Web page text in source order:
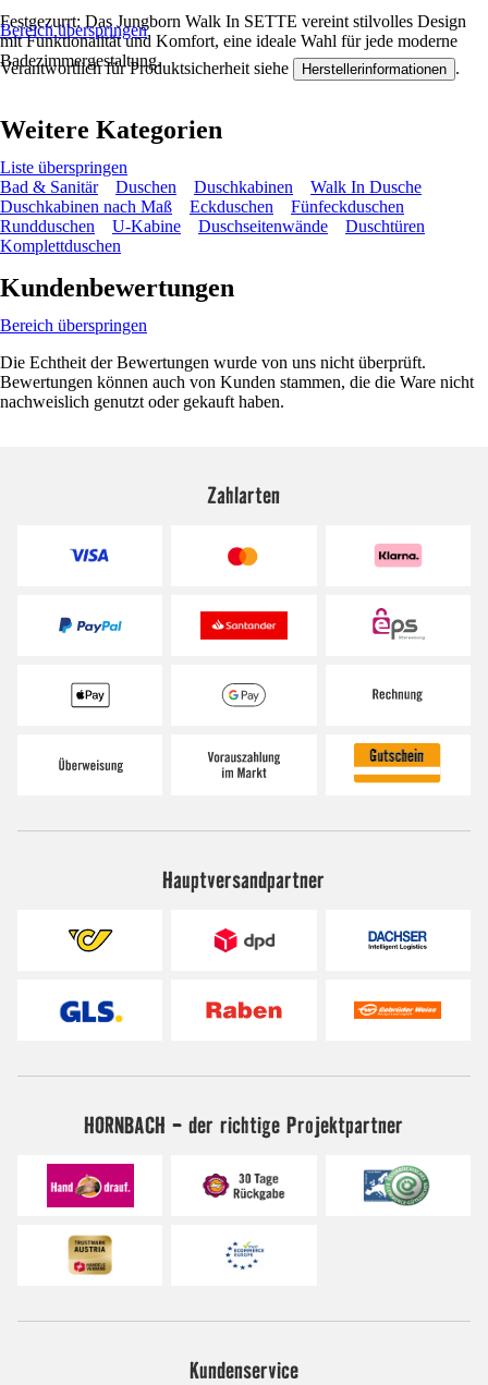
Festgezurrt: Das Jungborn Walk In SETTE vereint stilvolles Design
mit Funktionalität und Komfort, eine ideale Wahl für jede moderne
Badezimmergestaltung.
Bereich überspringen
Verantwortlich für Produktsicherheit siehe Herstellerinformationen .
Weitere Kategorien
Liste überspringen
Bad & Sanitär
Duschen Duschkabinen
Walk In Dusche
Duschkabinen nach Maß
Eckduschen
Fünfeckduschen
Rundduschen
U-Kabine Duschseitenwände
Duschtüren
Komplettduschen
Kundenbewertungen
Bereich überspringen
Die Echtheit der Bewertungen wurde von uns nicht überprüft.
Bewertungen können auch von Kunden stammen, die die Ware nicht
nachweislich genutzt oder gekauft haben.
Zahlarten
Hauptversandpartner
HORNBACH - der richtige Projektpartner
Kundenservice